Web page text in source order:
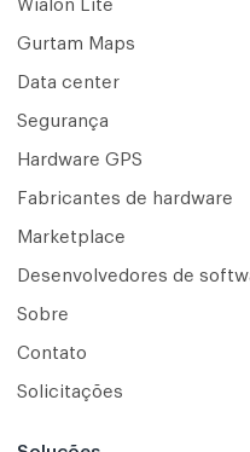
Wialon Lite
Gurtam Maps
Data center
Segurança
Hardware GPS
Fabricantes de hardware
Marketplace
Desenvolvedores de
Sobre
Contato
Solicitações